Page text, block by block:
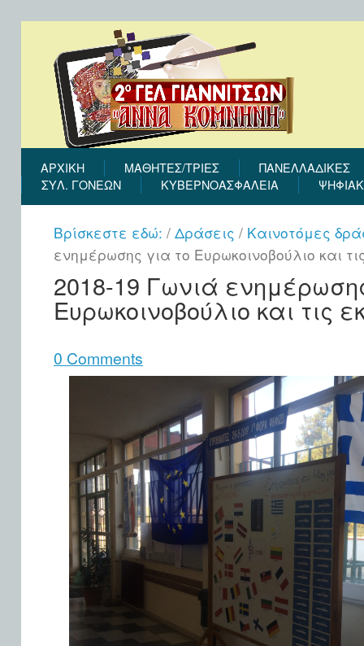
ΑΡΧΙΚΉ ΜΑΘΗΤΕΣ/ΤΡΙΕΣ
ΠΑΝΕΛΛΑΔΙΚΕΣ
ΣΎΛ. ΓΟΝΈΩΝ
ΚΥΒΕΡΝΟΑΣΦΑΛΕΙΑ
Βρίσκεστε εδώ: / Δράσεις / Καινοτόμες
ενημέρωσης για το Ευρωκοινοβούλιο και
2018-19 Γωνιά
Ευρωκοινοβούλιο και τις
0 Comments